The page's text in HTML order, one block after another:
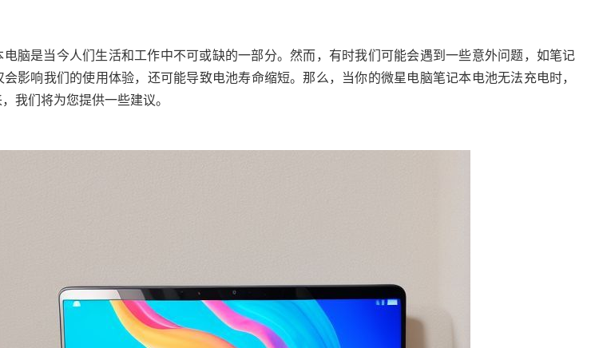
脑是当今人们生活和工作中不可或缺的一部分。然而，有时我们可能会遇到一些意外问题，如笔记
影响我们的使用体验，还可能导致电池寿命缩短。那么，当你的微星电脑笔记本电池无法充电时，
我们将为您提供一些建议。